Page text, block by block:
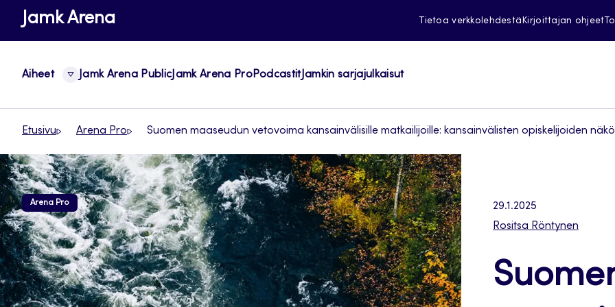
SiirryJamk Arena Tietoa verkkolehdestäKirjoittajan ohjeet
Aiheet Jamk Arena PublicJamk Arena ProPodcastitJamkin sarjajulkaisut
Etusivu Arena Pro Suomen maaseudun vetovoima kansainvälisille matkailijoille: kansainvälisten opiskelijoiden
Arena Pro
29.1.2025
Rositsa Röntynen